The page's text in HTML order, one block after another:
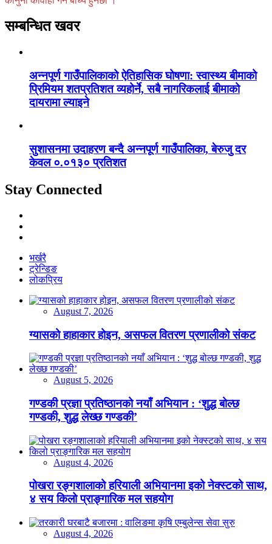
सम्बन्धित खवर
अन्नपूर्ण गाउँपालिकाको ऐतिहासिक घोषणा: स्वास्थ्य बीमाको
प्रिमियम शतप्रतिशत व्यहोर्ने, सबै नागरिकलाई बीमाको
दायरामा ल्याइने
सुशासनमा उदाहरण बन्दै अन्नपूर्ण गाउँपालिका, बेरुजु दर
केवल ०.०१३० प्रतिशत
Stay Connected
भर्खरै
ट्रेन्डिङ
लोकप्रिय
August 7, 2026
ग्यासको हाहाकार होइन, असफल वितरण प्रणालीको संकट
August 5, 2026
गण्डकी प्रज्ञा प्रतिष्ठानको नयाँ अभियान : ‘शुद्ध बोल्छ
गण्डकी, शुद्ध लेख्छ गण्डकी’
August 4, 2026
पोखरा रङ्गशालाको हरियाली अभियानमा इको नेक्स्टको साथ,
४ सय किलो प्राङ्गारिक मल सहयोग
August 4, 2026